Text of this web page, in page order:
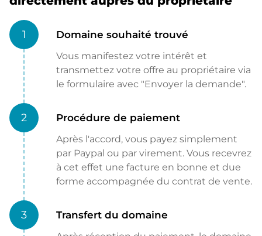
1 Domaine souhaité trouvé
Vous manifestez votre intérêt et
transmettez votre offre au propriétaire via
le formulaire avec "Envoyer la demande".
2 Procédure de paiement
Après l'accord, vous payez simplement
par Paypal ou par virement. Vous recevrez
à cet effet une facture en bonne et due
forme accompagnée du contrat de vente.
3 Transfert du domaine